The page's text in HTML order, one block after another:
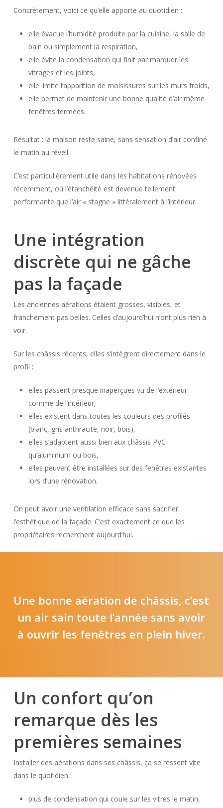
Concrètement, voici ce qu’elle apporte au quotidien :
elle évacue l’humidité produite par la cuisine, la salle de
bain ou simplement la respiration,
elle évite la condensation qui finit par marquer les
vitrages et les joints,
elle limite l’apparition de moisissures sur les murs froids,
elle permet de maintenir une bonne qualité d’air même
fenêtres fermées.
Résultat : la maison reste saine, sans sensation d’air confiné
le matin au réveil.
C’est particulièrement utile dans les habitations rénovées
récemment, où l’étanchéité est devenue tellement
performante que l’air « stagne » littéralement à l’intérieur.
Une intégration
discrète qui ne gâche
pas la façade
Les anciennes aérations étaient grosses, visibles, et
franchement pas belles. Celles d’aujourd’hui n’ont plus rien à
voir.
Sur les châssis récents, elles s’intègrent directement dans le
profil :
elles passent presque inaperçues vu de l’extérieur
comme de l’intérieur,
elles existent dans toutes les couleurs des profilés
(blanc, gris anthracite, noir, bois),
elles s’adaptent aussi bien aux châssis PVC
qu’aluminium ou bois,
elles peuvent être installées sur des fenêtres existantes
lors d’une rénovation.
On peut avoir une ventilation efficace sans sacrifier
l’esthétique de la façade. C’est exactement ce que les
propriétaires recherchent aujourd’hui.
Une bonne aération de châssis, c’est
un air sain toute l’année sans avoir
à ouvrir les fenêtres en plein hiver.
Un confort qu’on
remarque dès les
premières semaines
Installer des aérations dans ses châssis, ça se ressent vite
dans le quotidien :
plus de condensation qui coule sur les vitres le matin,